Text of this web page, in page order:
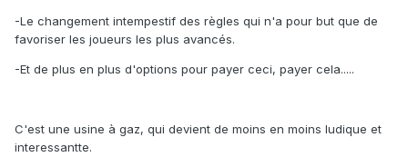
-Le changement intempestif des règles qui n'a pour but que de
favoriser les joueurs les plus avancés.
-Et de plus en plus d'options pour payer ceci, payer cela.....
C'est une usine à gaz, qui devient de moins en moins ludique et
interessantte.